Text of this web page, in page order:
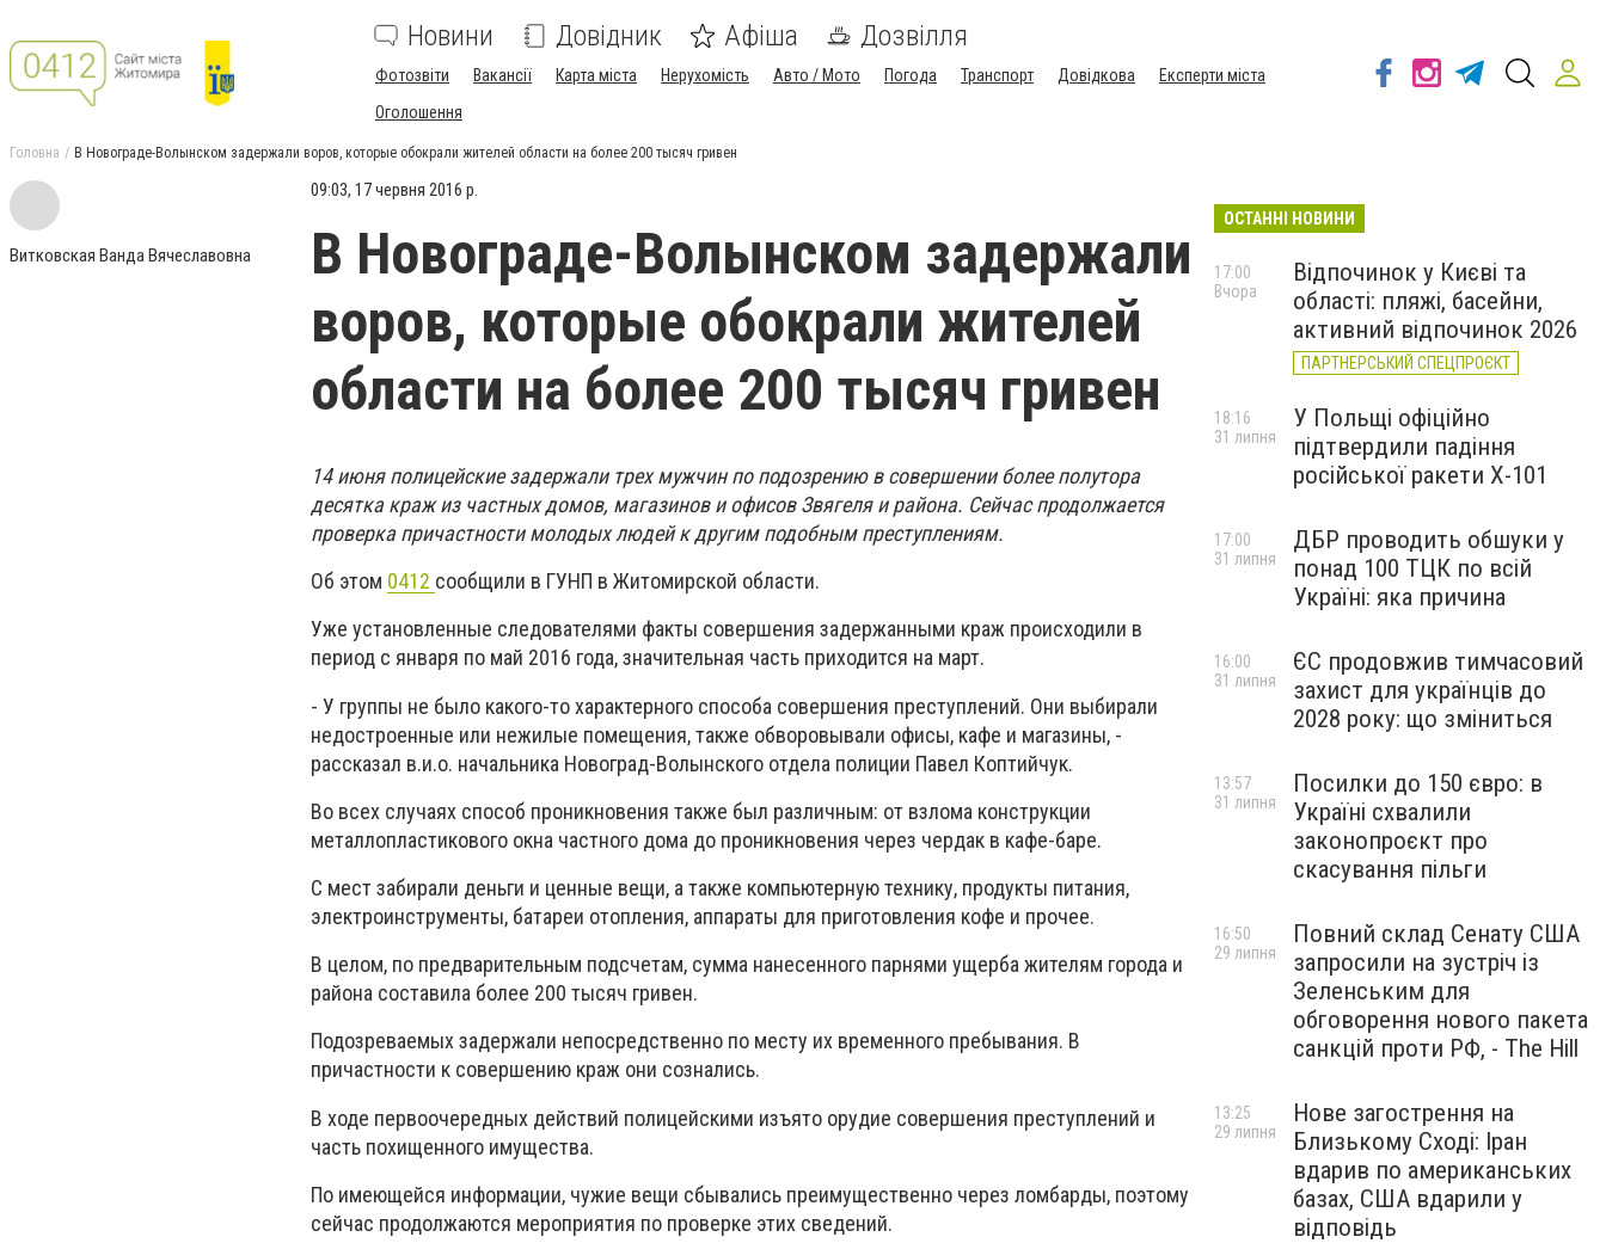
Новини Довідник Афіша Дозвілля
Фотозвіти Вакансії Карта міста Нерухомість Авто / Мото Погода Транспорт Довідкова
Експерти міста
Оголошення
Головна В Новограде-Волынском задержали воров, которые обокрали жителей области на более 200 тысяч гривен
Витковская Ванда Вячеславовна
09:03, 17 червня 2016 р.
В Новограде-Волынском задержали
воров, которые обокрали жителей
области на более 200 тысяч гривен
14 июня полицейские задержали трех мужчин по подозрению в совершении более полутора
десятка краж из частных домов, магазинов и офисов Звягеля и района. Сейчас продолжается
проверка причастности молодых людей к другим подобным преступлениям.
Об этом 0412 сообщили в ГУНП в Житомирской области.
Уже установленные следователями факты совершения задержанными краж происходили в
период с января по май 2016 года, значительная часть приходится на март.
- У группы не было какого-то характерного способа совершения преступлений. Они выбирали
недостроенные или нежилые помещения, также обворовывали офисы, кафе и магазины, -
рассказал в.и.о. начальника Новоград-Волынского отдела полиции Павел Коптийчук.
Во всех случаях способ проникновения также был различным: от взлома конструкции
металлопластикового окна частного дома до проникновения через чердак в кафе-баре.
С мест забирали деньги и ценные вещи, а также компьютерную технику, продукты питания,
электроинструменты, батареи отопления, аппараты для приготовления кофе и прочее.
В целом, по предварительным подсчетам, сумма нанесенного парнями ущерба жителям города и
района составила более 200 тысяч гривен.
Подозреваемых задержали непосредственно по месту их временного пребывания. В
причастности к совершению краж они сознались.
В ходе первоочередных действий полицейскими изъято орудие совершения преступлений и
часть похищенного имущества.
По имеющейся информации, чужие вещи сбывались преимущественно через ломбарды, поэтому
сейчас продолжаются мероприятия по проверке этих сведений.
ОСТАННІ НОВИНИ
Відпочинок у Києві та
області: пляжі, басейни,
активний відпочинок 2026
ПАРТНЕРСЬКИЙ СПЕЦПРОЄКТ
17:00
Вчора
У Польщі офіційно
підтвердили падіння
російської ракети Х-101
18:16
31 липня
ДБР проводить обшуки у
понад 100 ТЦК по всій
Україні: яка причина
17:00
31 липня
ЄС продовжив тимчасовий
захист для українців до
2028 року: що зміниться
16:00
31 липня
Посилки до 150 євро: в
Україні схвалили
законопроєкт про
скасування пільги
13:57
31 липня
Повний склад Сенату США
запросили на зустріч із
Зеленським для
обговорення нового пакета
санкцій проти РФ, - The Hill
16:50
29 липня
Нове загострення на
Близькому Сході: Іран
вдарив по американських
базах, США вдарили у
відповідь
13:25
29 липня